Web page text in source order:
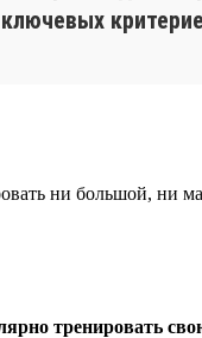
ни большой, ни
тренировать